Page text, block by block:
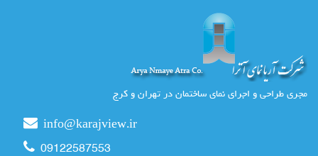
مجری طراحی و اجرای نمای ساختمان در تهران و کرج
info@karajview.ir
09122587553